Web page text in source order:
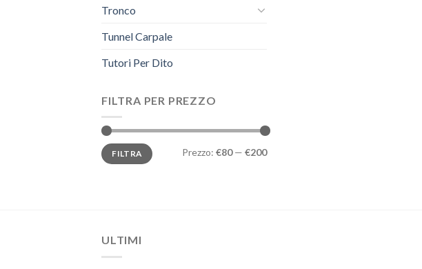
Tronco
Tunnel Carpale
Tutori Per Dito
FILTRA PER PREZZO
Prezzo
Min
Prezzo
MaxFILTRA Prezzo: €80— €200
ULTIMI